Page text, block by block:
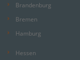
Brandenburg
Bremen
Hamburg
Hessen